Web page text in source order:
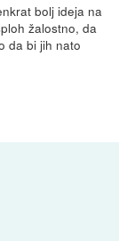
bolj ideja na
žalostno, da
da bi jih nato